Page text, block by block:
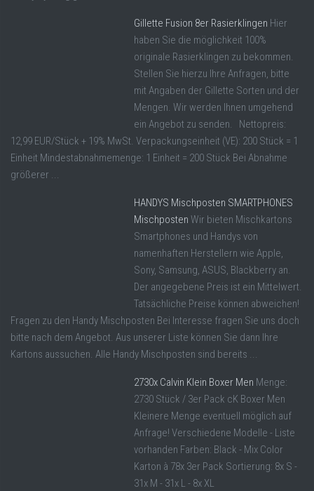
Gillette Fusion 8er Rasierklingen Hier
haben Sie die möglichkeit 100%
originale Rasierklingen zu bekommen.
Stellen Sie hierzu Ihre Anfragen, bitte
mit Angaben der Gillette Sorten und der
Mengen. Wir werden Ihnen umgehend
ein Angebot zu senden. Nettopreis:
12,99 EUR/Stück + 19% MwSt. Verpackungseinheit (VE): 200 Stück = 1
Einheit Mindestabnahmemenge: 1 Einheit = 200 Stück Bei Abnahme
größerer ...
HANDYS Mischposten SMARTPHONES
Mischposten Wir bieten Mischkartons
Smartphones und Handys von
namenhaften Herstellern wie Apple,
Sony, Samsung, ASUS, Blackberry an.
Der angegebene Preis ist ein Mittelwert.
Tatsächliche Preise können abweichen!
Fragen zu den Handy Mischposten Bei Interesse fragen Sie uns doch
bitte nach dem Angebot. Aus unserer Liste können Sie dann Ihre
Kartons aussuchen. Alle Handy Mischposten sind bereits ...
2730x Calvin Klein Boxer Men Menge:
2730 Stück / 3er Pack cK Boxer Men
Kleinere Menge eventuell möglich auf
Anfrage! Verschiedene Modelle - Liste
vorhanden Farben: Black - Mix Color
Karton à 78x 3er Pack Sortierung: 8x S -
31x M - 31x L - 8x XL